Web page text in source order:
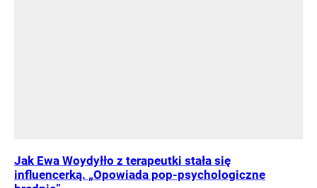
Jak Ewa Woydyłło z terapeutki stała się
influencerką. „Opowiada pop-psychologiczne